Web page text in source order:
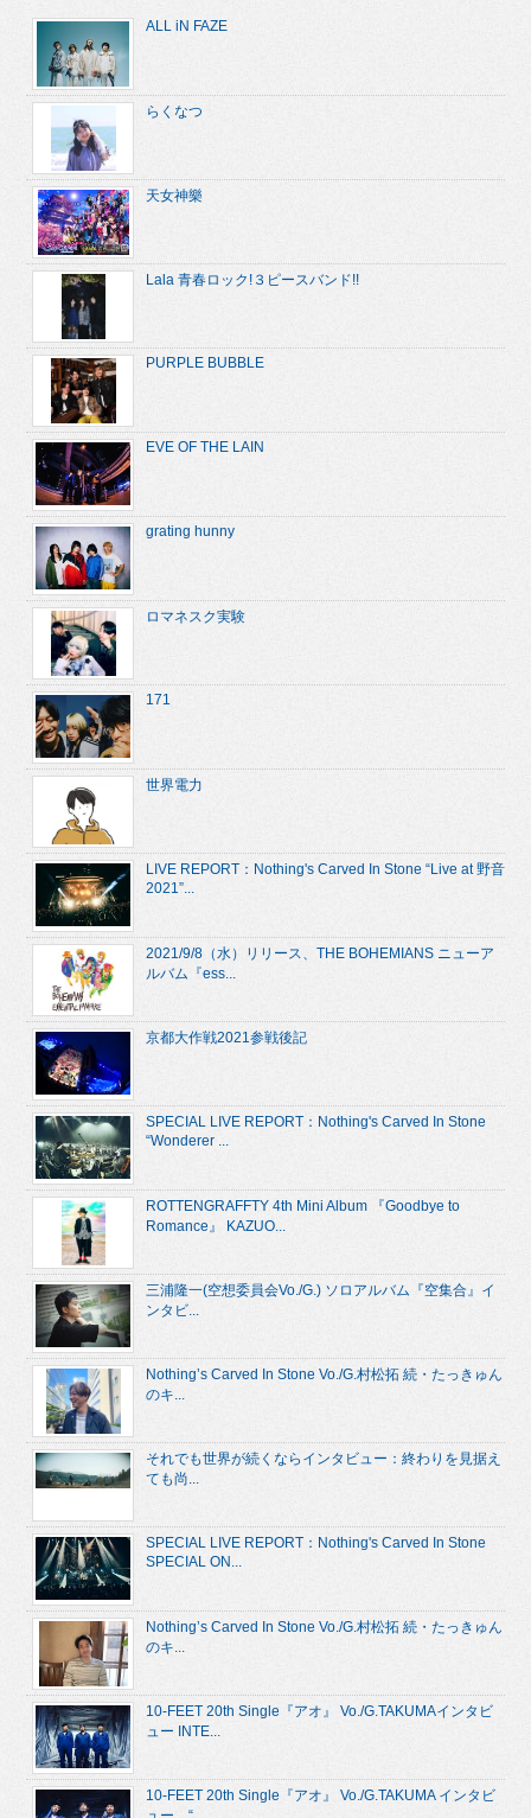
ALL iN FAZE
らくなつ
天女神樂
Lala 青春ロック!３ピースバンド!!
PURPLE BUBBLE
EVE OF THE LAIN
grating hunny
ロマネスク実験
171
世界電力
LIVE REPORT：Nothing's Carved In Stone “Live at 野音
2021”...
2021/9/8（水）リリース、THE BOHEMIANS ニューア
ルバム『ess...
京都大作戦2021参戦後記
SPECIAL LIVE REPORT：Nothing's Carved In Stone
“Wonderer ...
ROTTENGRAFFTY 4th Mini Album 『Goodbye to
Romance』 KAZUO...
三浦隆一(空想委員会Vo./G.) ソロアルバム『空集合』イ
ンタビ...
Nothing’s Carved In Stone Vo./G.村松拓 続・たっきゅん
のキ...
それでも世界が続くならインタビュー：終わりを見据え
ても尚...
SPECIAL LIVE REPORT：Nothing's Carved In Stone
SPECIAL ON...
Nothing’s Carved In Stone Vo./G.村松拓 続・たっきゅん
のキ...
10-FEET 20th Single『アオ』 Vo./G.TAKUMAインタビ
ュー INTE...
10-FEET 20th Single『アオ』 Vo./G.TAKUMA インタビ